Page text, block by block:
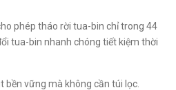
phép tháo rời tua-bin chỉ trong 44
tua-bin nhanh chóng tiết kiệm thời
bền vững mà không cần túi lọc.